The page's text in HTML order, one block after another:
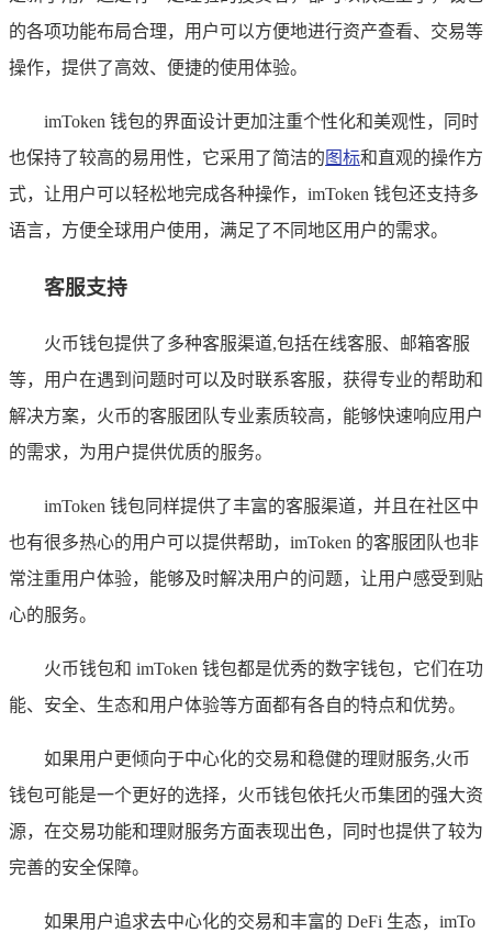
的各项功能布局合理，用户可以方便地进行资产查看、交易等
操作，提供了高效、便捷的使用体验。
imToken 钱包的界面设计更加注重个性化和美观性，同时
也保持了较高的易用性，它采用了简洁的 图标和直观的操作方
式，让用户可以轻松地完成各种操作，imToken 钱包还支持多
语言，方便全球用户使用，满足了不同地区用户的需求。
客服支持
火币钱包提供了多种客服渠道,包括在线客服、邮箱客服
等，用户在遇到问题时可以及时联系客服，获得专业的帮助和
解决方案，火币的客服团队专业素质较高，能够快速响应用户
的需求，为用户提供优质的服务。
imToken 钱包同样提供了丰富的客服渠道，并且在社区中
也有很多热心的用户可以提供帮助，imToken 的客服团队也非
常注重用户体验，能够及时解决用户的问题，让用户感受到贴
心的服务。
火币钱包和 imToken 钱包都是优秀的数字钱包，它们在功
能、安全、生态和用户体验等方面都有各自的特点和优势。
如果用户更倾向于中心化的交易和稳健的理财服务,火币
钱包可能是一个更好的选择，火币钱包依托火币集团的强大资
源，在交易功能和理财服务方面表现出色，同时也提供了较为
完善的安全保障。
如果用户追求去中心化的交易和丰富的 DeFi 生态，imTo